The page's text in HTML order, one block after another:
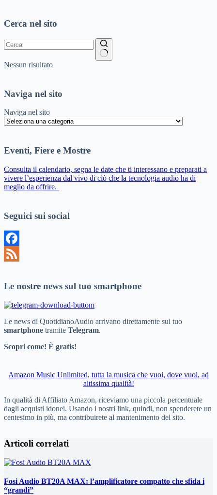
Cerca nel sito
Nessun risultato
Naviga nel sito
Naviga nel sito
Eventi, Fiere e Mostre
Consulta il calendario, segna le date che ti interessano e preparati a
vivere l’esperienza dal vivo di ciò che la tecnologia audio ha di
meglio da offrire.
Seguici sui social
Facebook
Le nostre news sul tuo smartphone
Le news di QuotidianoAudio arrivano direttamente sul tuo
smartphone tramite Telegram.
Scopri come! È gratis!
Amazon Music Unlimited, tutta la musica che vuoi, dove vuoi, ad
altissima qualità!
In qualità di Affiliato Amazon, riceviamo una piccola percentuale
dagli acquisti idonei. Usando i nostri link, quindi, non spenderete un
centesimo in più, ma contribuirete al mantenimento del sito.
Articoli correlati
Fosi Audio BT20A MAX: l’amplificatore compatto che sfida i
“grandi”